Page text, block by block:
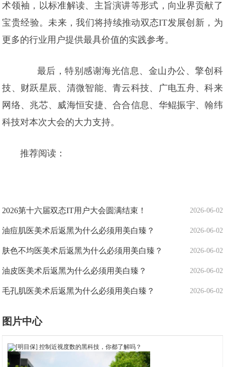
术领袖，以标准解读、主旨演讲等形式，向业界贡献了
宝贵经验。未来，我们将持续推动双态IT发展创新，为
更多的行业用户提供最具价值的实践参考。
最后，特别感谢海光信息、金山办公、擎创科
技、财跃星辰、清微智能、青云科技、广电五舟、科来
网络、兆芯、威海恒安捷、合合信息、华鲲振宇、翰纬
科技对本次大会的大力支持。
推荐阅读：
2026-06-02
2026第十六届双态IT用户大会圆满结束！
2026-06-02
油痘肌医美术后返黑为什么必须用美白臻？
2026-06-02
肤色不均医美术后返黑为什么必须用美白臻？
2026-06-02
油皮医美术后返黑为什么必须用美白臻？
2026-06-02
毛孔肌医美术后返黑为什么必须用美白臻？
图片中心